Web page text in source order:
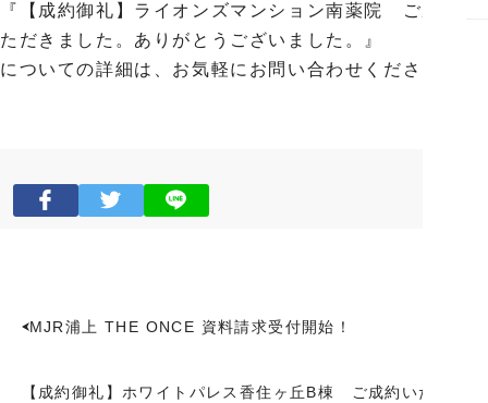
『【成約御礼】ライオンズマンション南薬院 ご成約い
ただきました。ありがとうございました。』
についての詳細は、お気軽にお問い合わせください。
MJR浦上 THE ONCE 資料請求受付開始！
【成約御礼】ホワイトパレス香住ヶ丘B棟 ご成約いただ